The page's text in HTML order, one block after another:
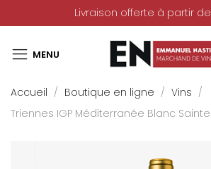
Livraison offerte à partir
Accueil Boutique en ligne
Vins
Triennes IGP Méditerranée Blanc